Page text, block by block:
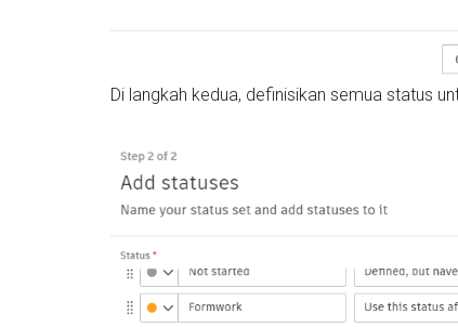
Di langkah kedua, definisikan semua status